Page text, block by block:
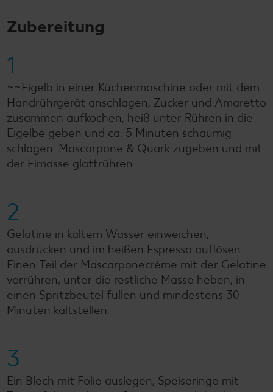
Zubereitung
1
~~Eigelb in einer Küchenmaschine oder mit dem
Handrührgerät anschlagen, Zucker und Amaretto
zusammen aufkochen, heiß unter Rühren in die
Eigelbe geben und ca. 5 Minuten schaumig
schlagen. Mascarpone & Quark zugeben und mit
der Eimasse glattrühren.
2
Gelatine in kaltem Wasser einweichen,
ausdrücken und im heißen Espresso auflösen.
Einen Teil der Mascarponecrème mit der Gelatine
verrühren, unter die restliche Masse heben, in
einen Spritzbeutel füllen und mindestens 30
Minuten kaltstellen.
3
Ein Blech mit Folie auslegen, Speiseringe mit